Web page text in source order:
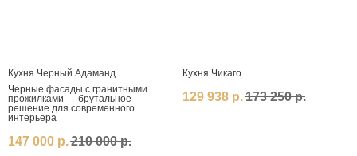
Кухня Черный Адаманд
Черные фасады с гранитными
прожилками — брутальное
решение для современного
интерьера
147 000 р.210 000 р.
Кухня Чикаго
129 938 р.173 250 р.